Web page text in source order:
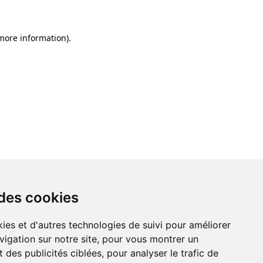
cookies
et d'autres technologies de suivi pour améliorer
sur notre site, pour vous montrer un
des publicités ciblées, pour analyser le trafic de
information).